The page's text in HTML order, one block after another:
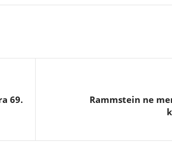
69.
Rammstein ne